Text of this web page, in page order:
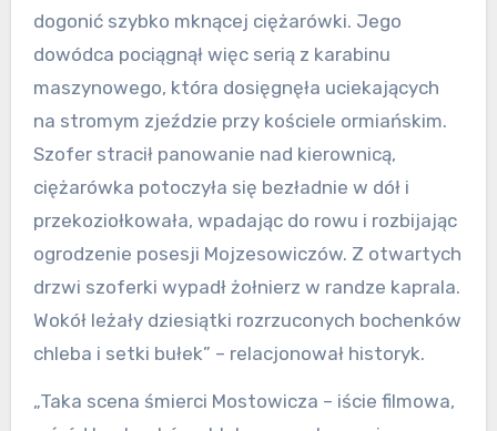
dogonić szybko mknącej ciężarówki. Jego
dowódca pociągnął więc serią z karabinu
maszynowego, która dosięgnęła uciekających
na stromym zjeździe przy kościele ormiańskim.
Szofer stracił panowanie nad kierownicą,
ciężarówka potoczyła się bezładnie w dół i
przekoziołkowała, wpadając do rowu i rozbijając
ogrodzenie posesji Mojzesowiczów. Z otwartych
drzwi szoferki wypadł żołnierz w randze kaprala.
Wokół leżały dziesiątki rozrzuconych bochenków
chleba i setki bułek” – relacjonował historyk.
„Taka scena śmierci Mostowicza – iście filmowa,